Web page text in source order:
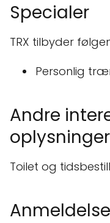
Specialer
TRX tilbyder
Personlig
Andre
oplysninger
Toilet og